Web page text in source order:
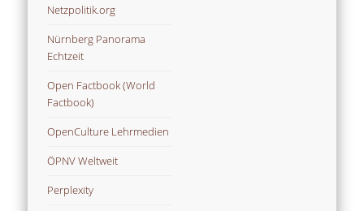
Netzpolitik.org
Nürnberg Panorama
Echtzeit
Open Factbook (World
Factbook)
OpenCulture Lehrmedien
ÖPNV Weltweit
Perplexity